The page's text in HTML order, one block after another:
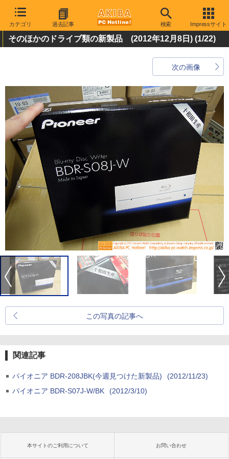
カテゴリ 過去記事 検索 Impressサイト
そのほかのドライブ類の新製品 (2012年12月8日) (1/22)
次の画像
この写真の記事へ
関連記事
パイオニア BDR-208JBK(今週見つけた新製品)
(2012/11/23)
パイオニア BDR-S07J-W/BK
(2012/3/10)
本サイトのご利用について お問い合わせ